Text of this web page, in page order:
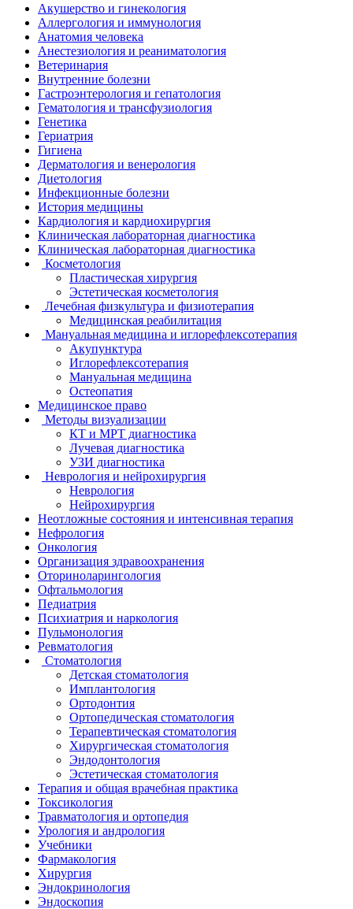
Акушерство и гинекология
Аллергология и иммунология
Анатомия человека
Анестезиология и реаниматология
Ветеринария
Внутренние болезни
Гастроэнтерология и гепатология
Гематология и трансфузиология
Генетика
Гериатрия
Гигиена
Дерматология и венерология
Диетология
Инфекционные болезни
История медицины
Кардиология и кардиохирургия
Клиническая лабораторная диагностика
Клиническая лабораторная диагностика
Косметология
Пластическая хирургия
Эстетическая косметология
Лечебная физкультура и физиотерапия
Медицинская реабилитация
Мануальная медицина и иглорефлексотерапия
Акупунктура
Иглорефлексотерапия
Мануальная медицина
Остеопатия
Медицинское право
Методы визуализации
КТ и МРТ диагностика
Лучевая диагностика
УЗИ диагностика
Неврология и нейрохирургия
Неврология
Нейрохирургия
Неотложные состояния и интенсивная терапия
Нефрология
Онкология
Организация здравоохранения
Оториноларингология
Офтальмология
Педиатрия
Психиатрия и наркология
Пульмонология
Ревматология
Стоматология
Детская стоматология
Имплантология
Ортодонтия
Ортопедическая стоматология
Терапевтическая стоматология
Хирургическая стоматология
Эндодонтология
Эстетическая стоматология
Терапия и общая врачебная практика
Токсикология
Травматология и ортопедия
Урология и андрология
Учебники
Фармакология
Хирургия
Эндокринология
Эндоскопия